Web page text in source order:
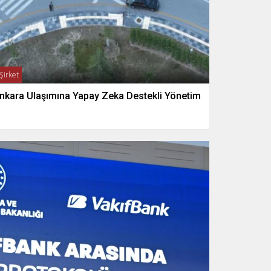
Şirket
Ulaşımına Yapay Zeka Destekli Yönetim